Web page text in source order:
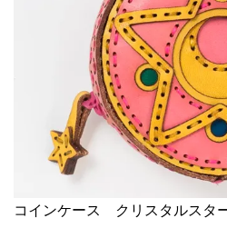
コインケース クリスタルスタ